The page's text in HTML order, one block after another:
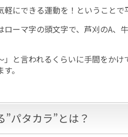
にできる運動を！ということ
ローマ字の頭文字で、芦刈のA、
」と言われるくらいに手間をか
。
”パタカラ”とは？